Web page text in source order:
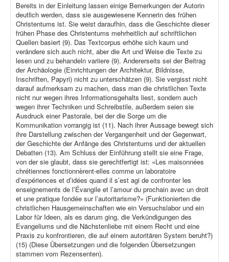
Bereits in der Einleitung lassen einige Bemerkungen der Autorin
deutlich werden, dass sie ausgewiesene Kennerin des frühen
Christentums ist. Sie weist daraufhin, dass die Geschichte dieser
frühen Phase des Christentums mehrheitlich auf schriftlichen
Quellen basiert (9). Das Textcorpus erhöhe sich kaum und
verändere sich auch nicht, aber die Art und Weise die Texte zu
lesen und zu behandeln variiere (9). Andererseits sei der Beitrag
der Archäologie (Einrichtungen der Architektur, Bildnisse,
Inschriften, Papyri) nicht zu unterschätzen (9). Sie vergisst nicht
darauf aufmerksam zu machen, dass man die christlichen Texte
nicht nur wegen ihres Informationsgehalts liest, sondern auch
wegen ihrer Techniken und Schreibstile, außerdem seien sie
Ausdruck einer Pastorale, bei der die Sorge um die
Kommunikation vorrangig ist (11). Nach ihrer Aussage bewegt sich
ihre Darstellung zwischen der Vergangenheit und der Gegenwart,
der Geschichte der Anfänge des Christentums und der aktuellen
Debatten (13). Am Schluss der Einführung stellt sie eine Frage,
von der sie glaubt, dass sie gerechtfertigt ist: «Les maisonnées
chrétiennes fonctionnèrent-elles comme un laboratoire
d’expériences et d’idées quand il s’est agi de confronter les
enseignements de l’Évangile et l’amour du prochain avec un droit
et une pratique fondée sur l’autoritarisme?» (Funktionierten die
christlichen Hausgemeinschaften wie ein Versuchslabor und ein
Labor für Ideen, als es darum ging, die Verkündigungen des
Evangeliums und die Nächstenliebe mit einem Recht und eine
Praxis zu konfrontieren, die auf einem autoritären System beruht?)
(15) (Diese Übersetzungen und die folgenden Übersetzungen
stammen vom Rezensenten).